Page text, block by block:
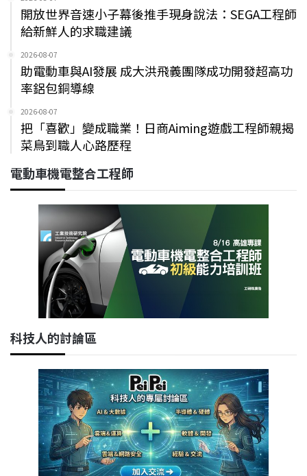
開放世界音速小子幕後推手現身說法：SEGA工程師
給新鮮人的求職建議
2026-08-07
助電動車與AI發展 成大洪飛義團隊成功開發超高功
率鋁包銅導線
2026-08-07
把「喜歡」變成職業！日商Aiming遊戲工程師親揭
菜鳥到職人心路歷程
電動車機電整合工程師
科技人的討論區